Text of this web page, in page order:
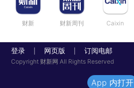
财新 财新周刊 Caixin
登录 网页版 订阅电邮
Copyright 财新网 All Rights Reserved
App 内打开